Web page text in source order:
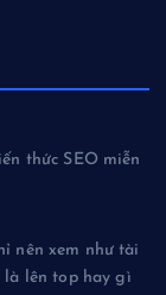
thức SEO miễn
nên xem như tài
là lên top hay gì